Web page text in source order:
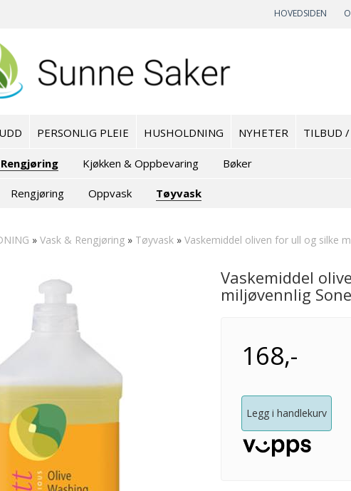
HOVEDSIDEN
PERSONLIG PLEIE HUSHOLDNING NYHETER TILBUD /
Kjøkken & Oppbevaring Bøker
Rengjøring Oppvask Tøyvask
» Vask & Rengjøring» Tøyvask» Vaskemiddel oliven for ull og silke
Vaskemiddel
miljøvennlig
168,-
Legg i handlekurv